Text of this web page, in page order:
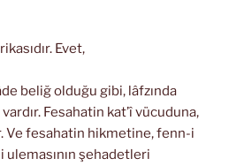
Evet,
beliğ olduğu gibi, lâfzında
Fesahatin kat’î vücuduna,
Ve fesahatin hikmetine, fenn-i
ulemasının şehadetleri